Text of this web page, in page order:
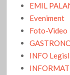
EMIL
Eveniment
Foto-Video
INFO